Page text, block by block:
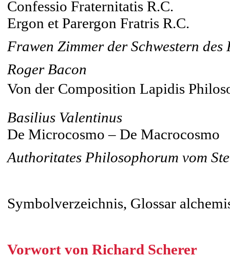
Confessio Fraternitatis R.C.
Ergon et Parergon Fratris R.C.
Frawen Zimmer der Schwestern des
Roger Bacon
Von der Composition Lapidis
Basilius Valentinus
De Microcosmo – De Macrocosmo
Authoritates Philosophorum vom
Symbolverzeichnis, Glossar
Vorwort von Richard Scherer